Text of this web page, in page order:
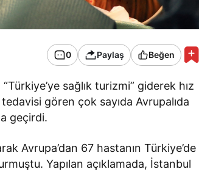
0 Paylaş Beğen
sağlık turizmi” giderek hız
gören çok sayıda Avrupalıda
geçirdi.
Avrupa’dan 67 hastanın Türkiye’de
Yapılan açıklamada, İstanbul